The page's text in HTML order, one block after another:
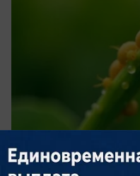
сегодня в 11:33